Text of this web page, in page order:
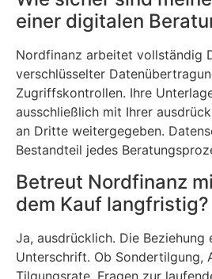
einer digitalen
Nordfinanz arbeitet vollständig
verschlüsselter
Zugriffskontrollen. Ihre
ausschließlich mit Ihrer
an Dritte weitergegeben.
Bestandteil jedes
Betreut Nordfinanz
dem Kauf langfristig?
Ja, ausdrücklich. Die
Unterschrift. Ob Sondertilgung,
Tilgungsrate, Fragen zur